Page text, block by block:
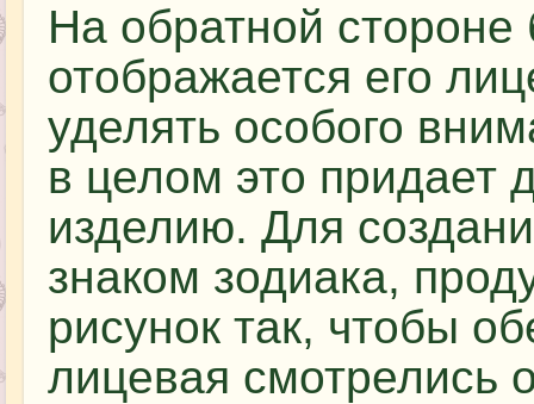
На обратной стороне
отображается его
уделять особого
в целом это придает
изделию. Для
знаком зодиака,
рисунок так, чтобы
лицевая смотрелись